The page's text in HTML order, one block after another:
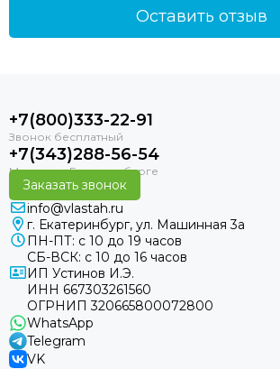
Оставить отзыв
+7(800)333-22-91
+7(343)288-56-54
Заказать звонок
info@vlastah.ru
г. Екатеринбург, ул. Машинная 3а
ПН-ПТ: с 10 до 19 часов
СБ-ВСК: с 10 до 16 часов
ИП Устинов И.Э.
ИНН 667303261560
ОГРНИП 320665800072800
WhatsApp
Telegram
VK